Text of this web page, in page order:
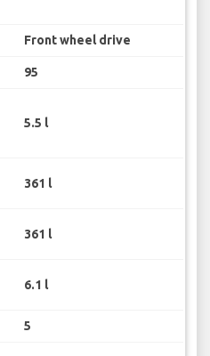
Front wheel drive
95
5.5 l
361 l
361 l
6.1 l
5